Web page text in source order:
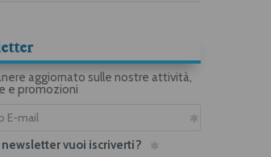
aggiornato sulle nostre attività,
e promozioni
newsletter vuoi iscriverti?